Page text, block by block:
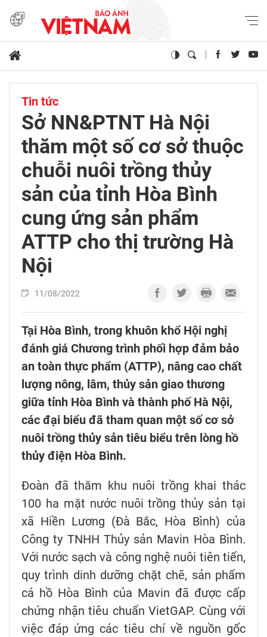
Tin tức
Sở NN&PTNT Hà Nội
thăm một số cơ sở thuộc
chuỗi nuôi trồng thủy
sản của tỉnh Hòa Bình
cung ứng sản phẩm
ATTP cho thị trường Hà
Nội
11/08/2022
Tại Hòa Bình, trong khuôn khổ Hội nghị
đánh giá Chương trình phối hợp đảm bảo
an toàn thực phẩm (ATTP), nâng cao chất
lượng nông, lâm, thủy sản giao thương
giữa tỉnh Hòa Bình và thành phố Hà Nội,
các đại biểu đã tham quan một số cơ sở
nuôi trồng thủy sản tiêu biểu trên lòng hồ
thủy điện Hòa Bình.
Đoàn đã thăm khu nuôi trồng khai thác
100 ha mặt nước nuôi trồng thủy sản tại
xã Hiền Lương (Đà Bắc, Hòa Bình) của
Công ty TNHH Thủy sản Mavin Hòa Bình.
Với nước sạch và công nghệ nuôi tiên tiến,
quy trình dinh dưỡng chặt chẽ, sản phẩm
cá hồ Hòa Bình của Mavin đã được cấp
chứng nhận tiêu chuẩn VietGAP. Cùng với
việc đáp ứng các tiêu chí về nguồn gốc